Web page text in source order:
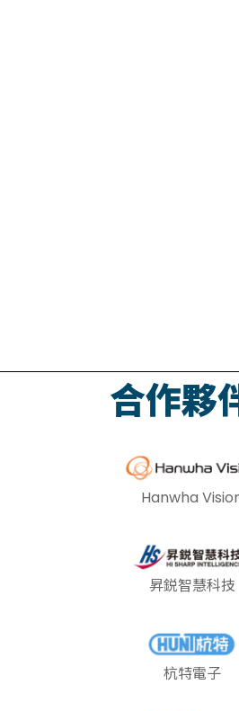
合作夥
Hanwha
昇鋭智慧科技
杭特電子